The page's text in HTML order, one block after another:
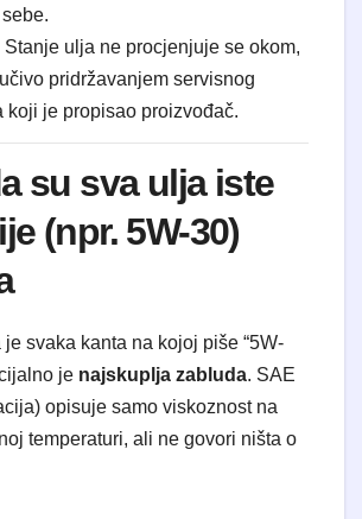
Stanje ulja ne procjenjuje se okom,
pridržavanjem servisnog
koji je propisao proizvođač.
su sva ulja iste
(npr. 5W-30)
svaka kanta na kojoj piše “5W-
je najskuplja zabluda. SAE
opisuje samo viskoznost na
temperaturi, ali ne govori ništa o